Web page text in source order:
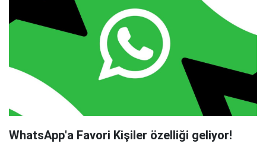
WhatsApp'a Favori Kişiler özelliği geliyor!